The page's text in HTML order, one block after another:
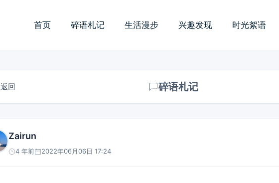
首页 碎语札记 生活漫步 兴趣发现 时光絮语
返回 碎语札记
Zairun
4 年前 2022年06月06日 17:24